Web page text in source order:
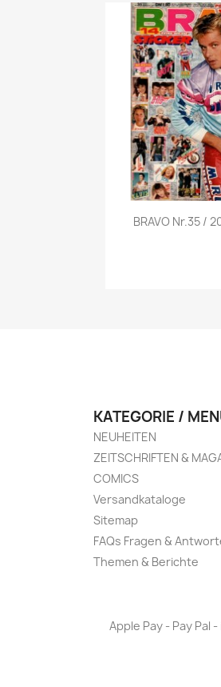

BRAVO Nr.35 /
KATEGORIE /
NEUHEITEN
ZEITSCHRIFTEN &
COMICS
Versandkataloge
Sitemap
FAQs Fragen &
Themen & Berichte
Apple Pay - Pay Pal